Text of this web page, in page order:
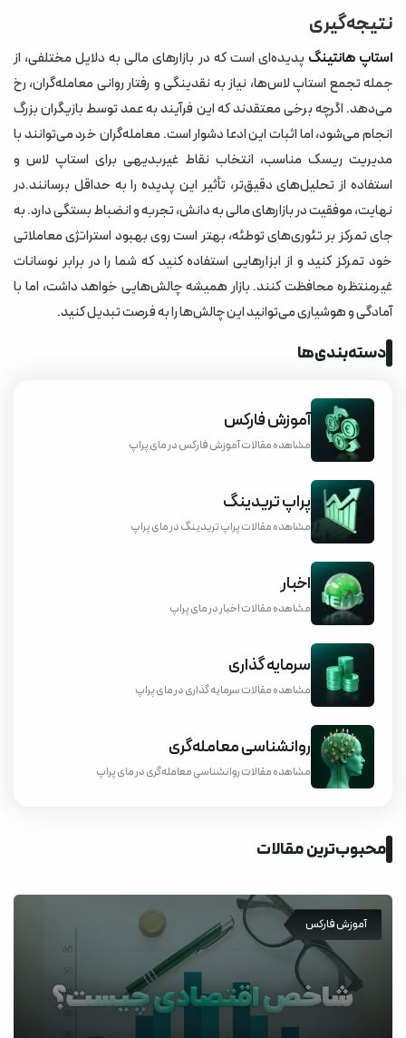
نتیجه‌گیری
استاپ هانتینگ پدیده‌ای است که در بازارهای مالی به دلایل مختلفی، از
جمله تجمع استاپ لاس‌ها، نیاز به نقدینگی و رفتار روانی معامله‌گران، رخ
می‌دهد. اگرچه برخی معتقدند که این فرآیند به عمد توسط بازیگران بزرگ
انجام می‌شود، اما اثبات این ادعا دشوار است. معامله‌گران خرد می‌توانند با
مدیریت ریسک مناسب، انتخاب نقاط غیربدیهی برای استاپ لاس و
استفاده از تحلیل‌های دقیق‌تر، تأثیر این پدیده را به حداقل برسانند.در
نهایت، موفقیت در بازارهای مالی به دانش، تجربه و انضباط بستگی دارد. به
جای تمرکز بر تئوری‌های توطئه، بهتر است روی بهبود استراتژی معاملاتی
خود تمرکز کنید و از ابزارهایی استفاده کنید که شما را در برابر نوسانات
غیرمنتظره محافظت کنند. بازار همیشه چالش‌هایی خواهد داشت، اما با
آمادگی و هوشیاری می‌توانید این چالش‌ها را به فرصت تبدیل کنید.
دسته‌بندی‌ها
آموزش فارکس
مشاهده مقالات آموزش فارکس در مای پراپ
پراپ تریدینگ
مشاهده مقالات پراپ تریدینگ در مای پراپ
اخبار
مشاهده مقالات اخبار در مای پراپ
سرمایه گذاری
مشاهده مقالات سرمایه گذاری در مای پراپ
روانشناسی معامله‌گری
مشاهده مقالات روانشناسی معامله‌گری در مای پراپ
محبوب‌ترین مقالات
آموزش فارکس